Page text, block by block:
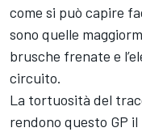
come si può capire
sono quelle
brusche frenate e
circuito.
La tortuosità del
rendono questo GP